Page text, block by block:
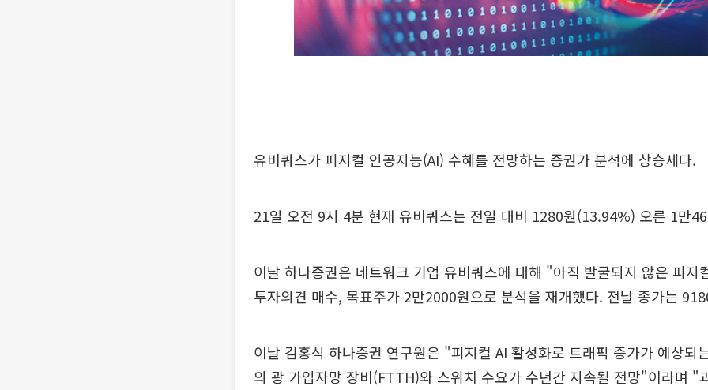
유비쿼스가 피지컬 인공지능(AI) 수혜를 전망하는 증권가 분석에 상승세다.
21일 오전 9시 4분 현재 유비쿼스는 전일 대비 1280원(13.94%) 오른 1만
이날 하나증권은 네트워크 기업 유비쿼스에 대해 "아직 발굴되지 않은 피지
투자의견 매수, 목표주가 2만2000원으로 분석을 재개했다. 전날 종가는
이날 김홍식 하나증권 연구원은 "피지컬 AI 활성화로 트래픽 증가가 예상되
의 광 가입자망 장비(FTTH)와 스위치 수요가 수년간 지속될 전망"이라며 "